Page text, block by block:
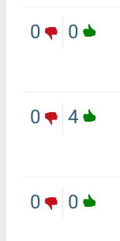
0
0
4
0
0
0